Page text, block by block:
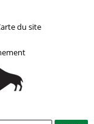
du site